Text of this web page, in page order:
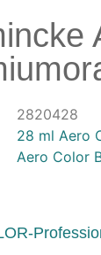
2820428
28 ml Aero
Aero Color